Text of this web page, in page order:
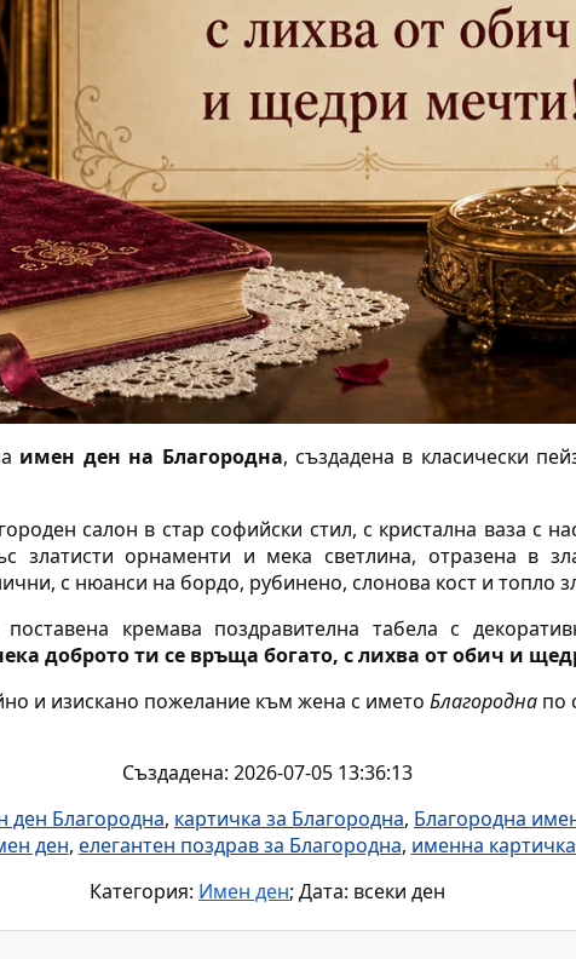
имен ден на Благородна, създадена в класически
салон в стар софийски стил, с кристална ваза с
златисти орнаменти и мека светлина, отразена в
с нюанси на бордо, рубинено, слонова кост и топло
кремава поздравителна табела с
доброто ти се връща богато, с лихва от обич и
и изискано пожелание към жена с името Благородна по
Създадена: 2026-07-05 13:36:13
ден Благородна, картичка за Благородна, Благородна
ден, елегантен поздрав за Благородна, именна
Категория: Имен ден; Дата: всеки ден